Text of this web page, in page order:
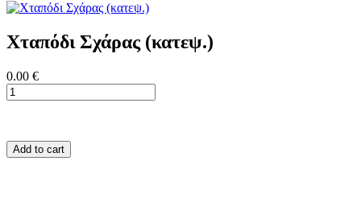
Χταπόδι Σχάρας (κατεψ.)
0.00 €
Add to cart